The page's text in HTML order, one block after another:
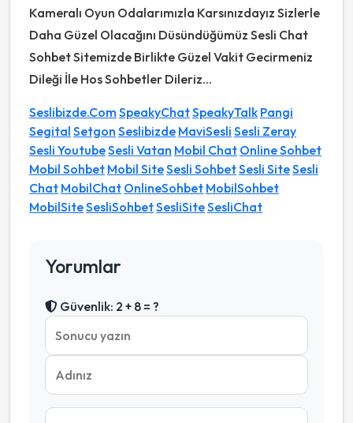
Kameralı Oyun Odalarımızla Karsınızdayız Sizlerle
Daha Güzel Olacağını Düsündüğümüz Sesli Chat
Sohbet Sitemizde Birlikte Güzel Vakit Gecirmeniz
Dileği İle Hos Sohbetler Dileriz...
Seslibizde.Com SpeakyChatSpeakyTalk Pangi
Segital Setgon Seslibizde MaviSesli Sesli Zeray
Sesli YoutubeSesli Vatan Mobil Chat Online Sohbet
Mobil Sohbet Mobil SiteSesli SohbetSesli SiteSesli
Chat MobilChat OnlineSohbet MobilSohbet
MobilSiteSesliSohbetSesliSiteSesliChat
Yorumlar
Güvenlik: 2 + 8 = ?